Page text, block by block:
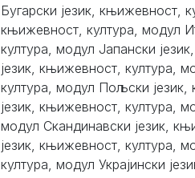
Бугарски језик, књижевност,
књижевност, култура, модул
култура, модул Јапански
језик, књижевност, култура,
култура, модул Пољски
језик, књижевност, култура,
модул Скандинавски језик,
језик, књижевност, култура,
култура, модул Украјински